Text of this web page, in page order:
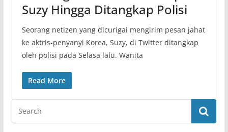
Suzy Hingga Ditangkap Polisi
Seorang netizen yang dicurigai mengirim pesan jahat
ke aktris-penyanyi Korea, Suzy, di Twitter ditangkap
oleh polisi pada Selasa lalu. Wanita
Read More